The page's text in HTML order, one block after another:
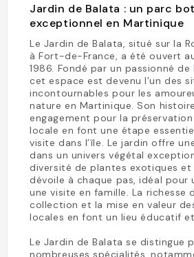
Jardin de Balata : un parc
exceptionnel en Martinique
Le Jardin de Balata, situé sur la
à Fort-de-France, a été ouvert
1986. Fondé par un passionné
cet espace est devenu l’un des
incontournables pour les
nature en Martinique. Son
engagement pour la
locale en font une étape
visite dans l’île. Le jardin offre
dans un univers végétal
diversité de plantes exotiques
dévoile à chaque pas, idéal pour
une visite en famille. La richesse
collection et la mise en valeur
locales en font un lieu éducatif
Le Jardin de Balata se distingue
nombreuses spécialités,